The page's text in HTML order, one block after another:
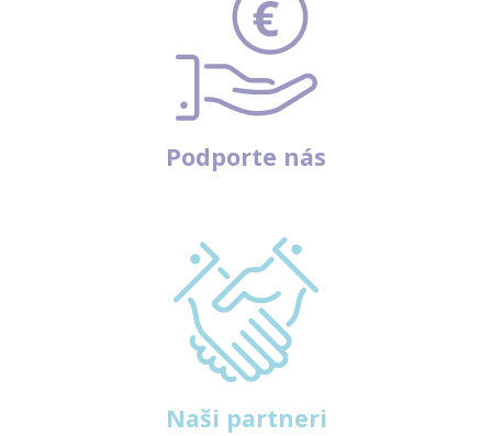
Podporte nás
Naši partneri